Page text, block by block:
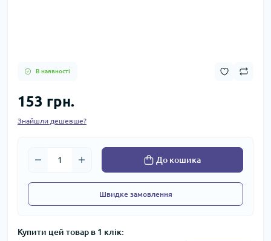
В наявності
153 грн.
Знайшли дешевше?
До кошика
Швидке замовлення
Купити цей товар в 1 клік: